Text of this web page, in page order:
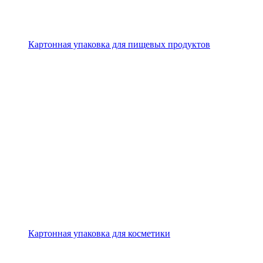
Картонная упаковка для пищевых продуктов
Картонная упаковка для косметики